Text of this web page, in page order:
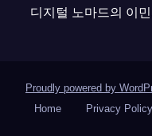
디지털 노마드의 이
Proudly powered by
Home
Privacy Policy